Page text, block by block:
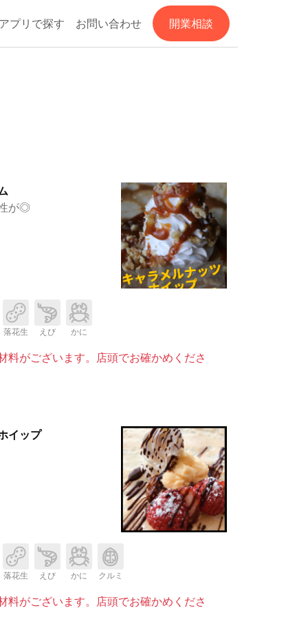
プリで探す お問い合わせ 開業相談
が◎
落花生 えび かに
料がございます。店頭でお確かめくださ
イップ
落花生 えび かに クルミ
料がございます。店頭でお確かめくださ